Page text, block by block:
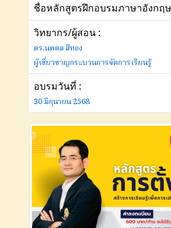
ชื่อหลักสูตรฝึกอบรมภาษาอังกฤ
วิทยากร/ผู้สอน :
ดร.นพดล สีทอง
ผู้เชี่ยวชาญกระบวนการจัดการเรียนรู้
อบรมวันที่ :
30 มิถุนายน 2568